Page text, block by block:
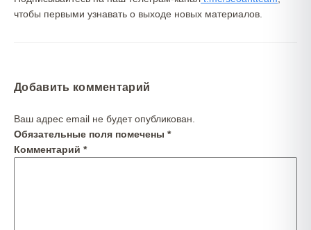
чтобы первыми узнавать о выходе новых материалов.
Добавить комментарий
Ваш адрес email не будет опубликован.
Обязательные поля помечены *
Комментарий *